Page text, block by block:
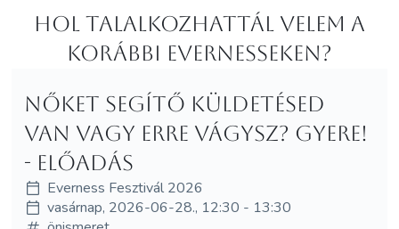
Hol Talalkozhattál velem a
korábbi Evernesseken?
Nőket Segítő Küldetésed
van vagy erre vágysz? Gyere!
- Előadás
Everness Fesztivál 2026
vasárnap, 2026-06-28., 12:30 - 13:30